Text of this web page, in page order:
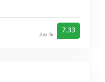
3 oy ile 7.33